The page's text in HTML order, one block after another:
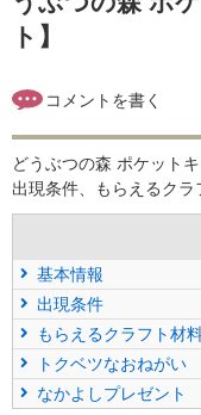
ト】
どうぶつの森 ポケット
出現条件、もらえるクラ
基本情報
出現条件
もらえるクラフト材
トクベツなおねがい
なかよしプレゼント